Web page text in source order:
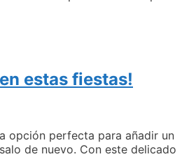
estas fiestas!
opción perfecta para añadir un
de nuevo. Con este delicado